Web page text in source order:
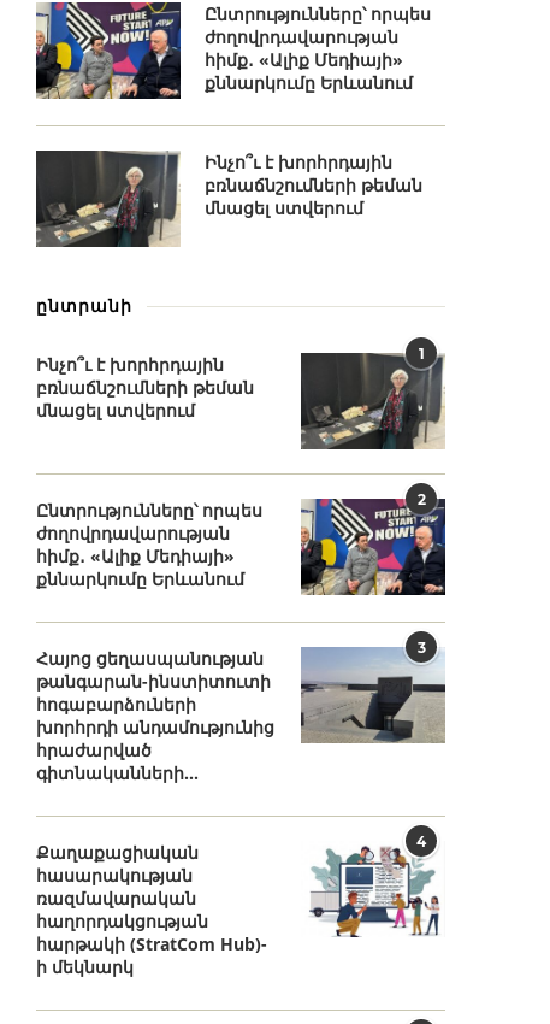
Ընտրությունները՝ որպես
ժողովրդավարության
հիմք․ «Ալիք Մեդիայի»
քննարկումը Երևանում
Ինչո՞ւ է խորհրդային
բռնաճնշումների թեման
մնացել ստվերում
ընտրանի
1
Ինչո՞ւ է խորհրդային
բռնաճնշումների թեման
մնացել ստվերում
2
Ընտրությունները՝ որպես
ժողովրդավարության
հիմք․ «Ալիք Մեդիայի»
քննարկումը Երևանում
3
Հայոց ցեղասպանության
թանգարան-ինստիտուտի
հոգաբարձուների
խորհրդի անդամությունից
հրաժարված
գիտնականների...
4
Քաղաքացիական
հասարակության
ռազմավարական
հաղորդակցության
հարթակի (StratCom Hub)-
ի մեկնարկ